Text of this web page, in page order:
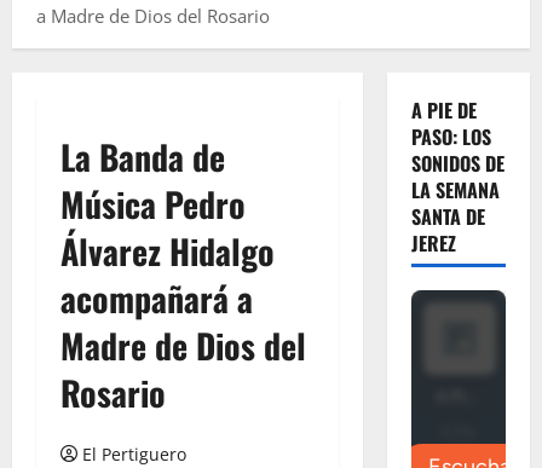
a Madre de Dios del Rosario
La Banda de
Música Pedro
Álvarez Hidalgo
acompañará a
Madre de Dios del
Rosario
El Pertiguero
A PIE DE
PASO: LOS
SONIDOS DE
LA SEMANA
SANTA DE
JEREZ